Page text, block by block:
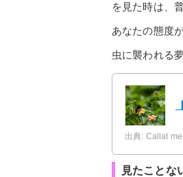
を見た時は、
あなたの態度
虫に襲われる
出典: Callat
見たことな